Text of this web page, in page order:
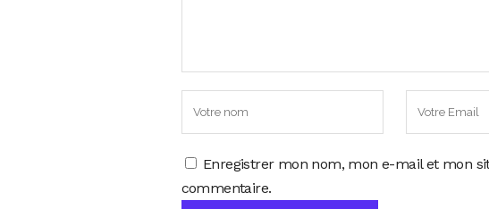
Enregistrer mon nom, mon e-mail et mon
commentaire.